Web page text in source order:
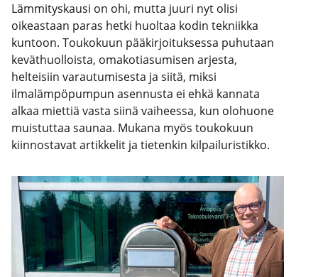
Lämmityskausi on ohi, mutta juuri nyt olisi
oikeastaan paras hetki huoltaa kodin tekniikka
kuntoon. Toukokuun pääkirjoituksessa puhutaan
keväthuolloista, omakotiasumisen arjesta,
helteisiin varautumisesta ja siitä, miksi
ilmalämpöpumpun asennusta ei ehkä kannata
alkaa miettiä vasta siinä vaiheessa, kun olohuone
muistuttaa saunaa. Mukana myös toukokuun
kiinnostavat artikkelit ja tietenkin kilpailuristikko.